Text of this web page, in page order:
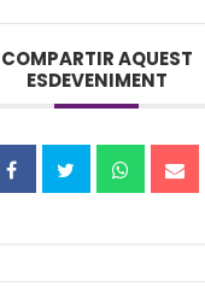
COMPARTIR AQUEST
ESDEVENIMENT